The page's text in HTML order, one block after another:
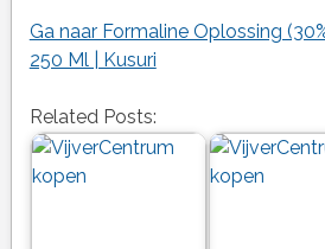
Ga naar Formaline Oplossing
250 Ml | Kusuri
Related Posts: